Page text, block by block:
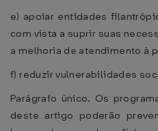
e) apoiar entidades
com vista a suprir suas
a melhoria de atendimento à
f) reduzir vulnerabilidades
Parágrafo único. Os
deste artigo poderão